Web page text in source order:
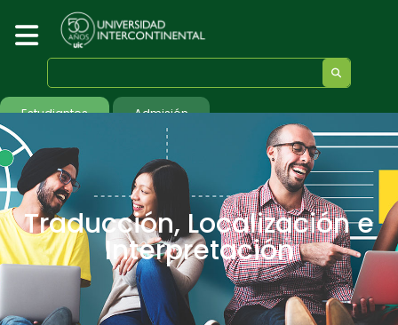
Estudiantes Admisión
Traducción, Localización e
Interpretación